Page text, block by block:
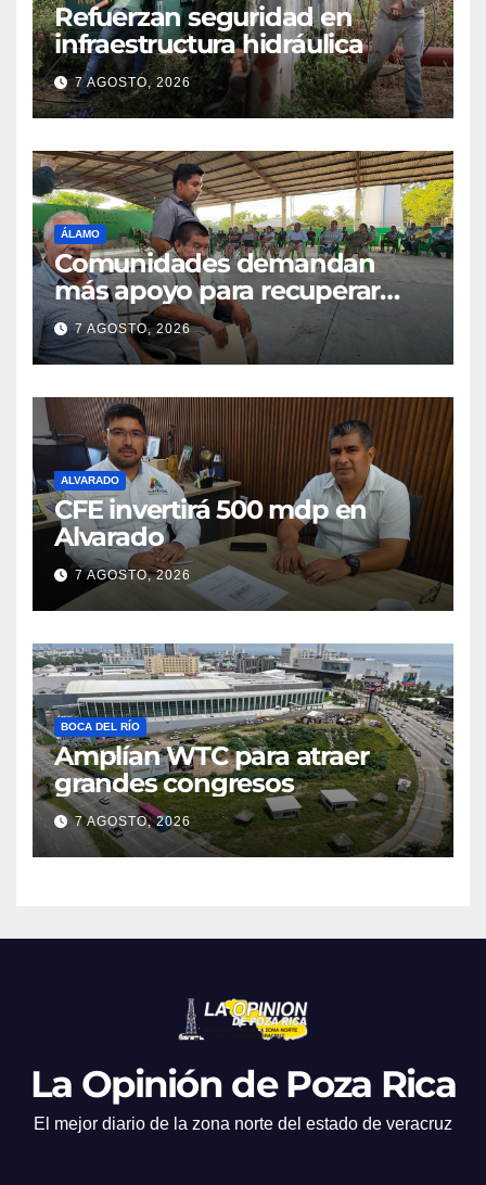
Refuerzan seguridad en
infraestructura hidráulica
7 AGOSTO, 2026
ÁLAMO
Comunidades demandan
más apoyo para recuperar
parcelas
7 AGOSTO, 2026
ALVARADO
CFE invertirá 500 mdp en
Alvarado
7 AGOSTO, 2026
BOCA DEL RÍO
Amplían WTC para atraer
grandes congresos
7 AGOSTO, 2026
La Opinión de Poza Rica
El mejor diario de la zona norte del estado de veracruz